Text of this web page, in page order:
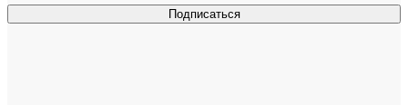
Подписаться